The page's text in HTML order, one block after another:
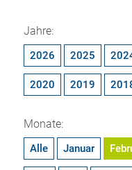
Jahre:
2026 2025
2020 2019
Monate:
Alle Januar